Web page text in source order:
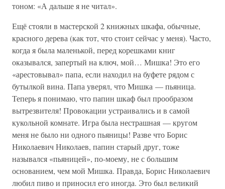
тоном: «А дальше я не читал».
Ещё стояли в мастерской 2 книжных шкафа, обычные,
красного дерева (как тот, что стоит сейчас у меня). Часто,
когда я была маленькой, перед корешками книг
оказывался, запертый на ключ, мой… Мишка! Это его
«арестовывал» папа, если находил на буфете рядом с
бутылкой вина. Папа уверял, что Мишка — пьяница.
Теперь я понимаю, что папин шкаф был прообразом
вытрезвителя! Провокации устраивались и в самой
кукольной комнате. Игра была нестрашная — кругом
меня не было ни одного пьяницы! Разве что Борис
Николаевич Николаев, папин старый друг, тоже
назывался «пьяницей», по-моему, не с большим
основанием, чем мой Мишка. Правда, Борис Николаевич
любил пиво и приносил его иногда. Это был великий